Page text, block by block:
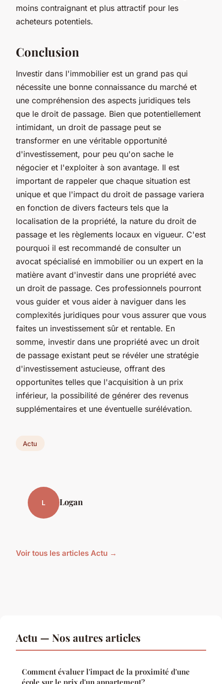
moins contraignant et plus attractif pour les
acheteurs potentiels.
Conclusion
Investir dans l'immobilier est un grand pas qui
nécessite une bonne connaissance du marché et
une compréhension des aspects juridiques tels
que le droit de passage. Bien que potentiellement
intimidant, un droit de passage peut se
transformer en une véritable opportunité
d'investissement, pour peu qu'on sache le
négocier et l'exploiter à son avantage. Il est
important de rappeler que chaque situation est
unique et que l'impact du droit de passage variera
en fonction de divers facteurs tels que la
localisation de la propriété, la nature du droit de
passage et les règlements locaux en vigueur. C'est
pourquoi il est recommandé de consulter un
avocat spécialisé en immobilier ou un expert en la
matière avant d'investir dans une propriété avec
un droit de passage. Ces professionnels pourront
vous guider et vous aider à naviguer dans les
complexités juridiques pour vous assurer que vous
faites un investissement sûr et rentable. En
somme, investir dans une propriété avec un droit
de passage existant peut se révéler une stratégie
d'investissement astucieuse, offrant des
opportunites telles que l'acquisition à un prix
inférieur, la possibilité de générer des revenus
supplémentaires et une éventuelle surélévation.
Actu
L Logan
Voir tous les articles Actu →
Actu — Nos autres articles
Comment évaluer l'impact de la proximité d'une